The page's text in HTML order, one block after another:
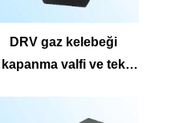
DRV gaz kelebeği
kapanma valfi ve tek